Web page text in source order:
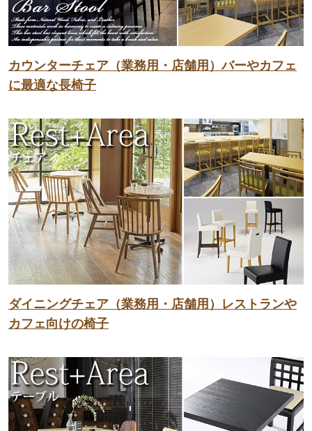
カウンターチェア（業務用・店舗用）バーやカフェ
に最適な長椅子
ダイニングチェア（業務用・店舗用）レストランや
カフェ向けの椅子